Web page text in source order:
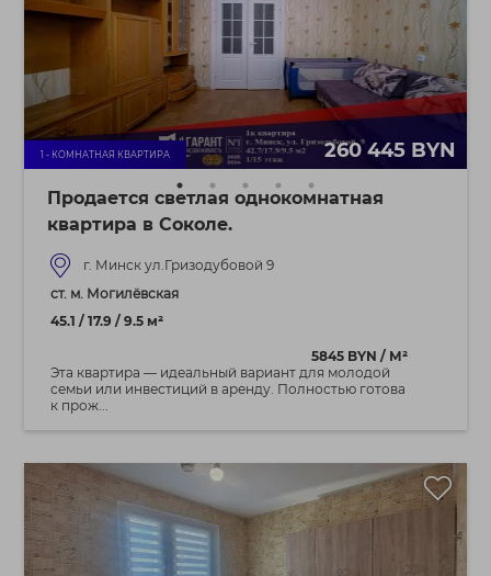
1 - КОМНАТНАЯ КВАРТИРА 260 445 BYN
Продается светлая однокомнатная
квартира в Соколе.
г. Минск ул.Гризодубовой 9
ст. м. Могилёвская
45.1 / 17.9 / 9.5 м²
5845 BYN / М²
Эта квартира — идеальный вариант для молодой
семьи или инвестиций в аренду. Полностью готова
к прож...